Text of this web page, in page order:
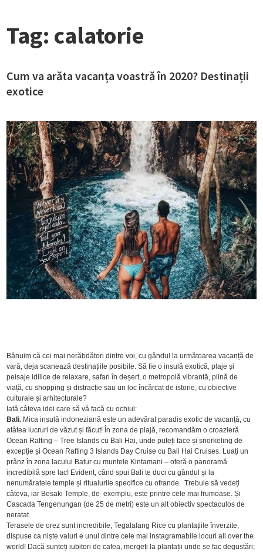
Tag: calatorie
Cum va arăta vacanța voastră în 2020? Destinații
exotice
Bănuim că cei mai nerăbdători dintre voi, cu gândul la următoarea vacanță de
vară, deja scanează destinațiile posibile. Să fie o insulă exotică, plaje și
peisaje idilice de relaxare, safari în deșert, o metropolă vibrantă, plină de
viață, cu shopping și distracție sau un loc încărcat de istorie, cu obiective
culturale și arhitecturale?
Iată câteva idei care să vă facă cu ochiul:
Bali. Mica insulă indoneziană este un adevărat paradis exotic de vacanță, cu
atâtea lucruri de văzut și făcut! În zona de plajă, recomandăm o croazieră
Ocean Rafting – Tree Islands cu Bali Hai, unde puteți face și snorkeling de
excepție și Ocean Rafting 3 Islands Day Cruise cu Bali Hai Cruises. Luați un
prânz în zona lacului Batur cu muntele Kintamani – oferă o panoramă
incredibilă spre lac! Evident, când spui Bali te duci cu gândul și la
nenumăratele temple și ritualurile specifice cu ofrande. Trebuie să vedeți
câteva, iar Besaki Temple, de exemplu, este printre cele mai frumoase. Și
Cascada Tengenungan (de 25 de metri) este un alt obiectiv spectaculos de
neratat.
Terasele de orez sunt incredibile; Tegalalang Rice cu plantațiile înverzite,
dispuse ca niște valuri e unul dintre cele mai instagramabile locuri all over the
world! Dacă sunteți iubitori de cafea, mergeți la plantații unde se fac degustări;